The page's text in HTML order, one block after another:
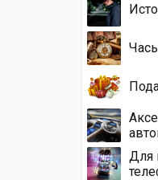
Для